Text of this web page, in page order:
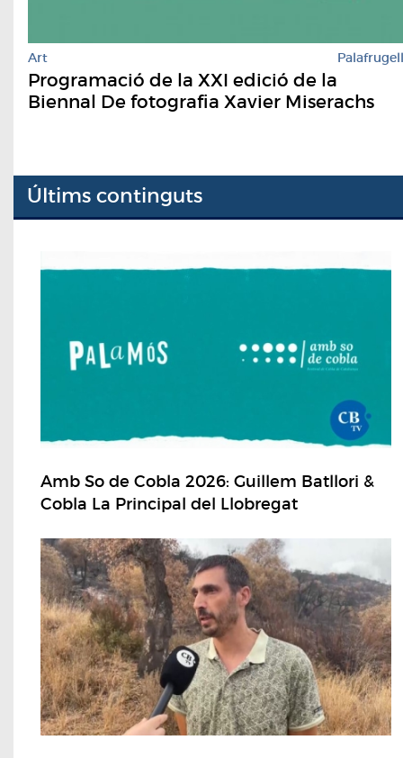
Art Palafrugell
Programació de la XXI edició de la
Biennal De fotografia Xavier Miserachs
Últims continguts
Amb So de Cobla 2026: Guillem Batllori &
Cobla La Principal del Llobregat